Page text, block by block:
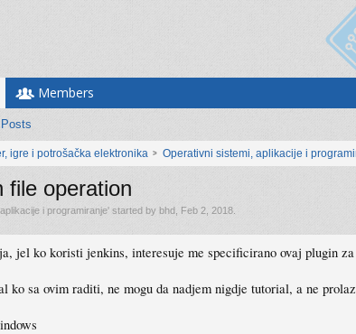
Members
igre i potrošačka elektronika Operativni sistemi, aplikacije i
file operation
i programiranje' started by bhd Feb 2, 2018
jel ko koristi jenkins, interesuje me specificirano ovaj plugin
ko sa ovim raditi, ne mogu da nadjem nigdje tutorial, a ne